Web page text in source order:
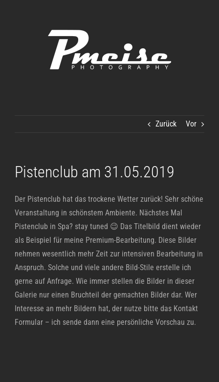
Zurück Vor
Pistenclub am 31.05.2019
Der Pistenclub hat das trockene Wetter zurück! Sehr schöne
Veranstaltung in schönstem Ambiente. Nächstes Mal
Pistenclub in Spa? stay tuned 😉 Das Titelbild dient wieder
als Beispiel für meine Premium-Bearbeitung. Diese Bilder
nehmen wesentlich mehr Zeit zur intensiven Bearbeitung in
Anspruch. Solche und viele andere Bild-Stile erstelle ich
gerne auf Anfrage. Wie immer stellen die Bilder in dieser
Galerie nur einen Bruchteil der gemachten Bilder dar. Wer
Interesse an mehr Bildern hat, der nutze bitte das Kontakt
Formular – ich sende dann eine persönliche Vorschau zu.